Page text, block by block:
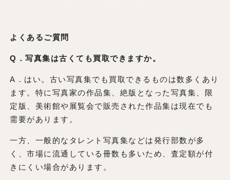
よくあるご質問
Q．写真集は古くても買取できますか。
A．はい。古い写真集でも買取できるものは数多くあり
ます。特に写真家の作品集、絶版となった写真集、限
定版、美術館や展覧会で販売された作品集は現在でも
需要があります。
一方、一般的なタレント写真集などは発行部数が多
く、市場に流通している冊数も多いため、査定額が付
きにくい場合があります。